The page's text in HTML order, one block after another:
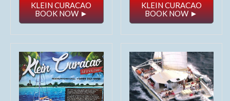
KLEIN CURACAO
BOOK NOW ►
KLEIN CURACAO
BOOK NOW ►